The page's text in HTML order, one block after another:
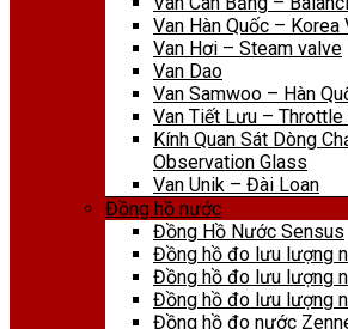
Van Hàn Quốc – Korea
Van Hơi – Steam valve
Van Dao
Van Samwoo – Hàn
Van Tiết Lưu – Throttle
Kính Quan Sát Dòng
Observation Glass
Van Unik – Đài Loan
Đồng hồ nước
Đồng Hồ Nước Sensus
Đồng hồ đo lưu lượng
Đồng hồ đo lưu lượng
Đồng hồ đo lưu lượng
Đồng hồ đo nước